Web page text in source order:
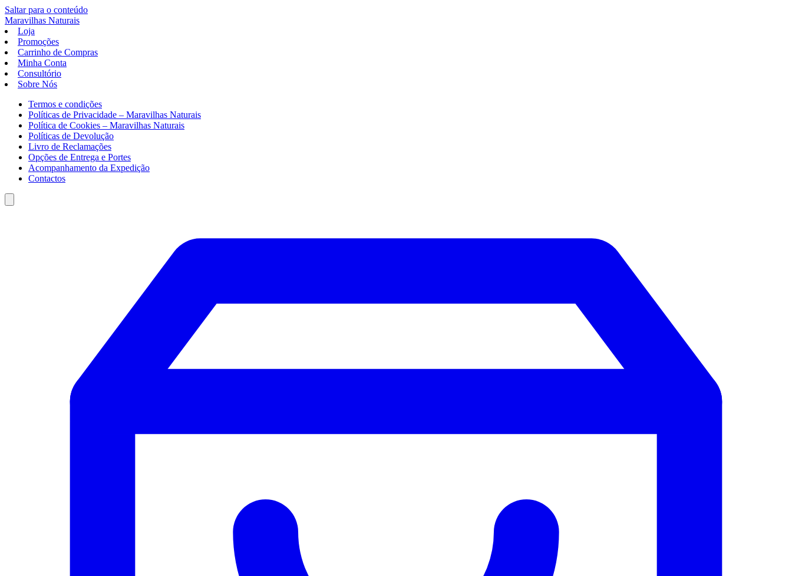
Saltar para o conteúdo
Maravilhas Naturais
Loja
Promoções
Carrinho de Compras
Minha Conta
Consultório
Sobre Nós
Termos e condições
Políticas de Privacidade – Maravilhas Naturais
Política de Cookies – Maravilhas Naturais
Políticas de Devolução
Livro de Reclamações
Opções de Entrega e Portes
Acompanhamento da Expedição
Contactos